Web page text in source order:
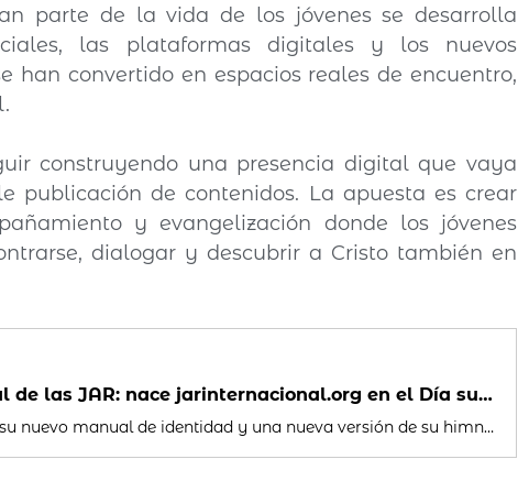
parte de la vida de los jóvenes se desarrolla
las plataformas digitales y los nuevos
han convertido en espacios reales de encuentro,
construyendo una presencia digital que vaya
publicación de contenidos. La apuesta es crear
y evangelización donde los jóvenes
dialogar y descubrir a Cristo también en
La misión digital de las JAR: nace jarinternacional.org en el Día sus santos patronos, Alipio y Posidio
Las JAR presentan su nuevo manual de identidad y una nueva versión de su himno internacional en el Día de los santos Alipio y Posidio. Además, anuncian el lanzamiento de jarinternacional.org para la solemnidad de santa